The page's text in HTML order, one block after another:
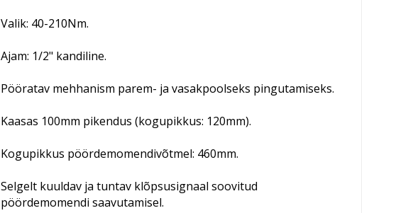
Valik: 40-210Nm.
Ajam: 1/2" kandiline.
Pööratav mehhanism parem- ja vasakpoolseks pingutamiseks.
Kaasas 100mm pikendus (kogupikkus: 120mm).
Kogupikkus pöördemomendivõtmel: 460mm.
Selgelt kuuldav ja tuntav klõpsusignaal soovitud
pöördemomendi saavutamisel.